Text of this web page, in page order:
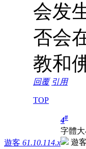
会发
否会
教和
回覆 引用
TOP
遊客 61.10.114.x
4#
字體大
遊客